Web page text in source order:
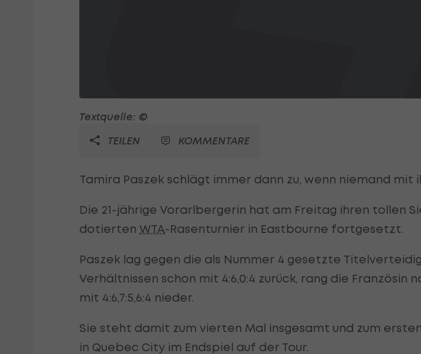
Textquelle: ©
TEILEN
KOMMENTARE
Tamira Paszek schlägt immer dann zu, wenn niemand mit
Die 21-jährige Vorarlbergerin hat am Freitag ihren tollen
dotierten WTA-Rasenturnier in Eastbourne fortgesetzt.
Paszek lag gegen die als Nummer 4 gesetzte
Verhältnissen schon mit 4:6,0:4 zurück, rang die Französin
mit 4:6,7:5,6:4 nieder.
Sie steht damit zum vierten Mal insgesamt und zum
in Quebec City im Endspiel auf der Tour.